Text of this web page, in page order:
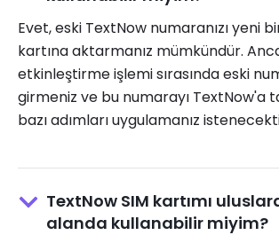
Evet, eski TextNow numaranızı yeni
kartına aktarmanız mümkündür.
etkinleştirme işlemi sırasında eski
girmeniz ve bu numarayı TextNow'a
bazı adımları uygulamanız
TextNow SIM kartımı
alanda kullanabilir miyim?